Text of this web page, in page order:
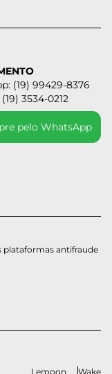
(19) 99429-8376
3534-0212
pelo WhatsApp
plataformas antifraude
Lemoon Wake